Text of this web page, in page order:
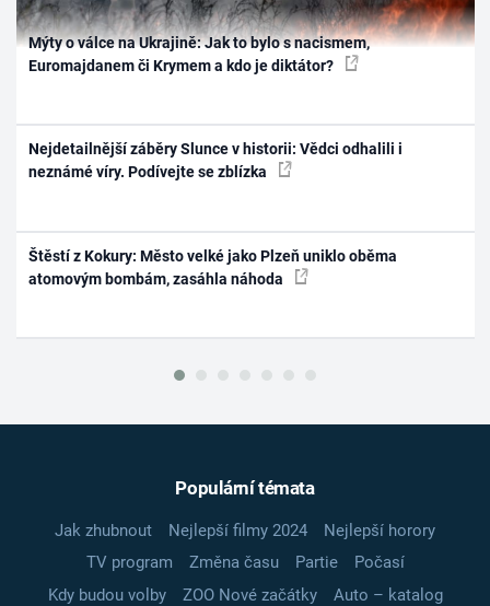
Mýty o válce na Ukrajině: Jak to bylo s nacismem,
Euromajdanem či Krymem a kdo je diktátor?
Nejdetailnější záběry Slunce v historii: Vědci odhalili i
neznámé víry. Podívejte se zblízka
Štěstí z Kokury: Město velké jako Plzeň uniklo oběma
atomovým bombám, zasáhla náhoda
Populární témata
Jak zhubnout Nejlepší filmy 2024
Nejlepší horory
TV program
Změna času Partie
Počasí
Kdy budou volby
ZOO Nové začátky
Auto – katalog